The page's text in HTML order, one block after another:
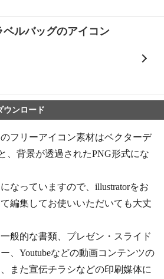
ベルバッグのアイコン
ウンロード
のフリーアイコン素材はベクターデ
、背景が透過されたPNG形式にな
なっていますので、illustratorをお
編集してお使いいただいても大丈
般的な書類、プレゼン・スライド
、Youtubeなどの動画コンテンツの
また宣伝チラシなどの印刷媒体に